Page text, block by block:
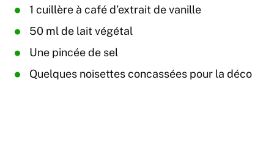
1 cuillère à café d’extrait de vanille
50 ml de lait végétal
Une pincée de sel
Quelques noisettes concassées pour la déco